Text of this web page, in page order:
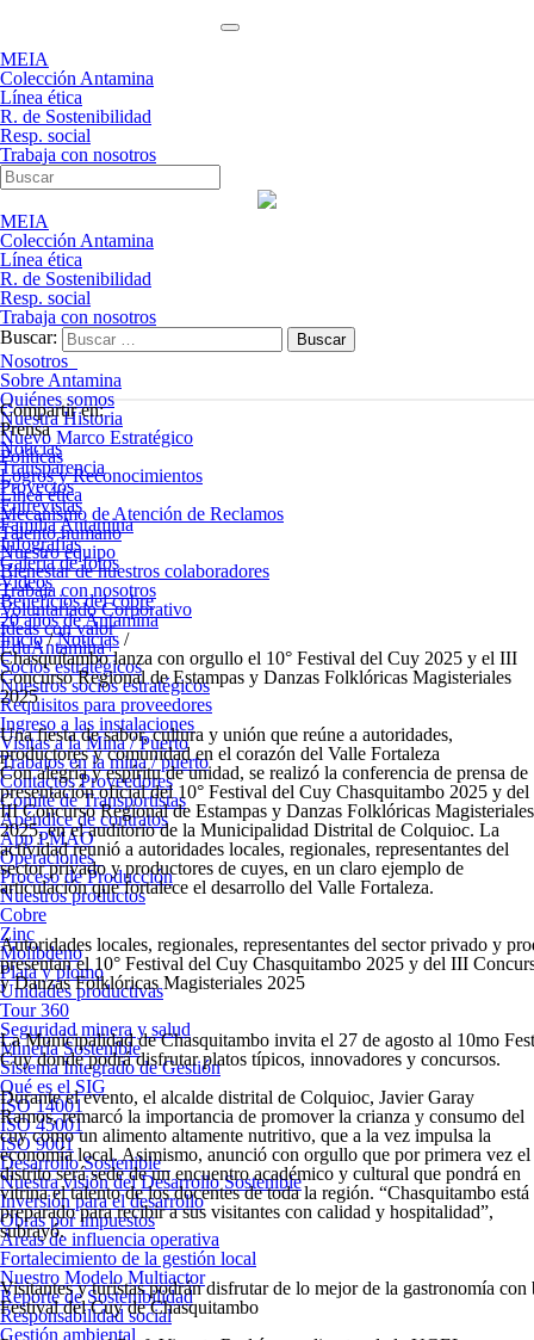
MEIA
Colección Antamina
Línea ética
R. de Sostenibilidad
Resp. social
Trabaja con nosotros
MEIA
Colección Antamina
Línea ética
R. de Sostenibilidad
Resp. social
Trabaja con nosotros
Buscar:
Nosotros
Sobre Antamina
Quiénes somos
Nuestra Historia
Nuevo Marco Estratégico
Políticas
Logros y Reconocimientos
Línea ética
Mecanismo de Atención de Reclamos
Talento humano
Nuestro equipo
Bienestar de nuestros colaboradores
Trabaja con nosotros
Voluntariado Corporativo
Ideas con valor
EduAntamina+
Socios estratégicos
Nuestros socios estratégicos
Requisitos para proveedores
Ingreso a las instalaciones
Visitas a la Mina / Puerto
Trabajos en la mina / puerto
Contactos Proveedores
Comité de Transportistas
Apéndice de contratos
App PMAO
Operaciones
Proceso de Producción
Nuestros productos
Cobre
Zinc
Molibdeno
Plata y plomo
Unidades productivas
Tour 360
Seguridad minera y salud
Minería Sostenible
Sistema Integrado de Gestión
Qué es el SIG
ISO 14001
ISO 45001
ISO 9001
Desarrollo Sostenible
Nuestra visión del Desarrollo Sostenible
Inversión para el desarrollo
Obras por impuestos
Áreas de influencia operativa
Fortalecimiento de la gestión local
Nuestro Modelo Multiactor
Reporte de Sostenibilidad
Responsabilidad social
Gestión ambiental
Compartir en:
Prensa
Noticias
Transparencia
Proyectos
Entrevistas
Familia Antamina
Infografías
Galería de fotos
Videos
Beneficios del cobre
20 años de Antamina
Inicio/Noticias /
Chasquitambo lanza con orgullo el 10° Festival del Cuy 2025 y el III
Concurso Regional de Estampas y Danzas Folklóricas Magisteriales
2025
Una fiesta de sabor, cultura y unión que reúne a autoridades,
productores y comunidad en el corazón del Valle Fortaleza
Con alegría y espíritu de unidad, se realizó la conferencia de prensa de
presentación oficial del 10° Festival del Cuy Chasquitambo 2025 y del
III Concurso Regional de Estampas y Danzas Folklóricas Magisteriales
2025, en el auditorio de la Municipalidad Distrital de Colquioc. La
actividad reunió a autoridades locales, regionales, representantes del
sector privado y productores de cuyes, en un claro ejemplo de
articulación que fortalece el desarrollo del Valle Fortaleza.
Autoridades locales, regionales, representantes del sector privado y
presentan el 10° Festival del Cuy Chasquitambo 2025 y del III
y Danzas Folklóricas Magisteriales 2025
La Municipalidad de Chasquitambo invita el 27 de agosto al 10mo
Cuy donde podrá disfrutar platos típicos, innovadores y concursos.
Durante el evento, el alcalde distrital de Colquioc, Javier Garay
Ramos, remarcó la importancia de promover la crianza y consumo del
cuy como un alimento altamente nutritivo, que a la vez impulsa la
economía local. Asimismo, anunció con orgullo que por primera vez el
distrito será sede de un encuentro académico y cultural que pondrá en
vitrina el talento de los docentes de toda la región. “Chasquitambo está
preparado para recibir a sus visitantes con calidad y hospitalidad”,
subrayó.
Visitantes y turistas podrán disfrutar de lo mejor de la gastronomía con
Festival del Cuy de Chasquitambo